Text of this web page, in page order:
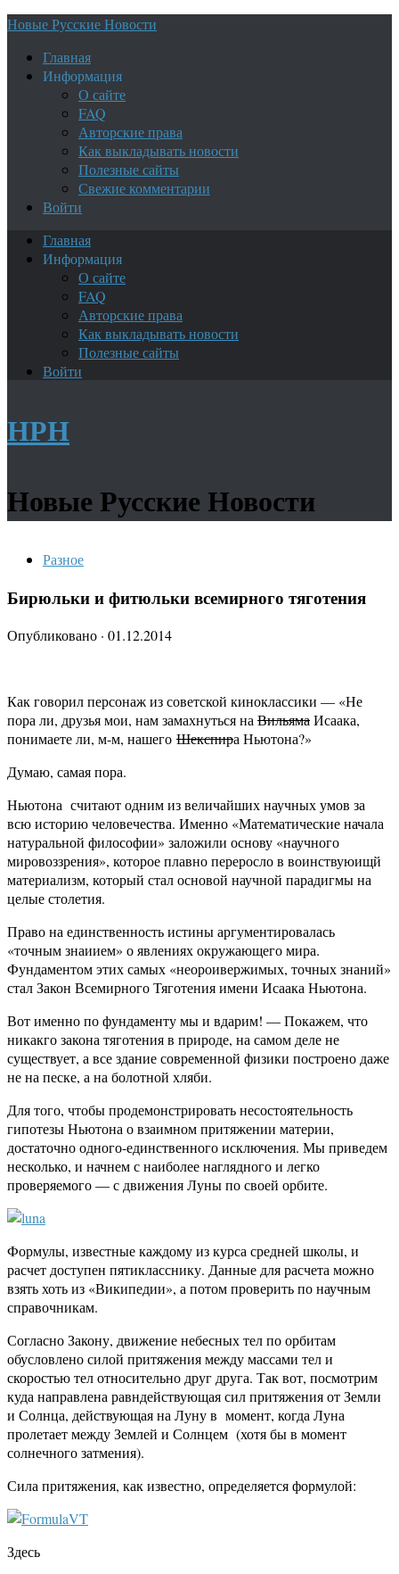
Новые Русские Новости
Главная
Информация
О сайте
FAQ
Авторские права
Как выкладывать новости
Полезные сайты
Свежие комментарии
Войти
Главная
Информация
О сайте
FAQ
Авторские права
Как выкладывать новости
Полезные сайты
Войти
НРН
Новые Русские Новости
Разное
Бирюльки и фитюльки всемирного тяготения
Опубликовано · 01.12.2014
Как говорил персонаж из советской киноклассики — «Не
пора ли, друзья мои, нам замахнуться наВильямаИсаака,
понимаете ли, м-м, нашего Шекспира Ньютона?»
Думаю, самая пора.
Ньютона считают одним из величайших научных умов за
всю историю человечества. Именно «Математические начала
натуральной философии» заложили основу «научного
мировоззрения», которое плавно переросло в воинствуюищй
материализм, который стал основой научной парадигмы на
целые столетия.
Право на единственность истины аргументировалась
«точным знаиием» о явлениях окружающего мира.
Фундаментом этих самых «неороивержимых, точных знаний»
стал Закон Всемирного Тяготения имени Исаака Ньютона.
Вот именно по фундаменту мы и вдарим! — Покажем, что
никакго закона тяготения в природе, на самом деле не
существует, а все здание современной физики построено даже
не на песке, а на болотной хляби.
Для того, чтобы продемонстрировать несостоятельность
гипотезы Ньютона о взаимном притяжении материи,
достаточно одного-единственного исключения. Мы приведем
несколько, и начнем с наиболее наглядного и легко
проверяемого — с движения Луны по своей орбите.
Формулы, известные каждому из курса средней школы, и
расчет доступен пятикласснику. Данные для расчета можно
взять хоть из «Википедии», а потом проверить по научным
справочникам.
Согласно Закону, движение небесных тел по орбитам
обусловлено силой притяжения между массами тел и
скоростью тел относительно друг друга. Так вот, посмотрим
куда направлена равндействующая сил притяжения от Земли
и Солнца, действующая на Луну в момент, когда Луна
пролетает между Землей и Солнцем (хотя бы в момент
солнечного затмения).
Сила притяжения, как известно, определяется формулой:
Здесь